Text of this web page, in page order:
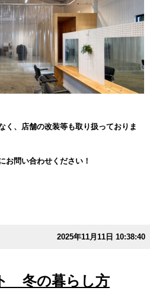
く、店舗の改装等も取り扱っておりま
お問い合わせください！
2025年11月11日 10:38:40
冬の暮らし方